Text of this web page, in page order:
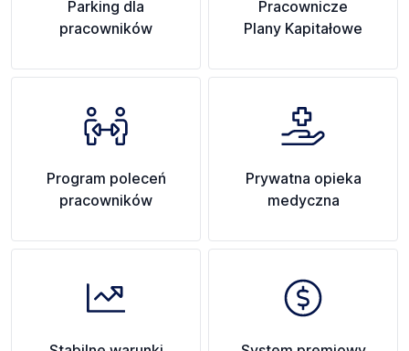
Parking dla
pracowników
Pracownicze
Plany Kapitałowe
Program poleceń
pracowników
Prywatna opieka
medyczna